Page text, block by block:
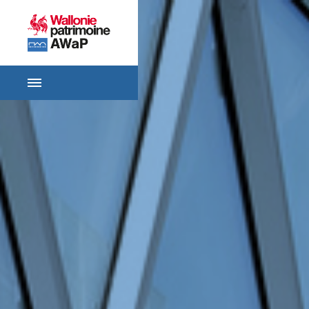
ACCUEIL
SE
RENSEIGNER